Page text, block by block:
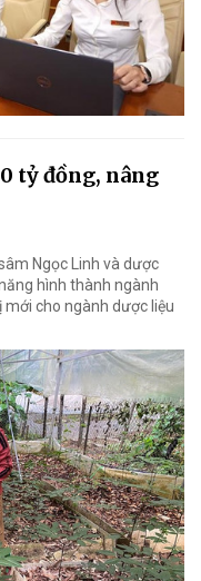
tỷ đồng, nâng
Ngọc Linh và dược
hình thành ngành
cho ngành dược liệu